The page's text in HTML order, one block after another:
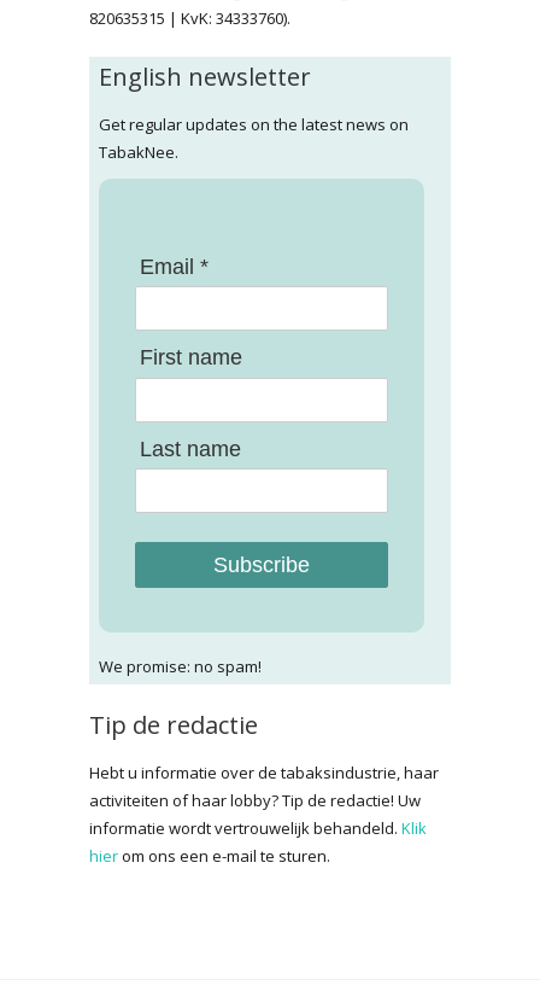
820635315 | KvK: 34333760).
English newsletter
Get regular updates on the latest news on
TabakNee.
Email *
First name
Last name
Subscribe
We promise: no spam!
Tip de redactie
Hebt u informatie over de tabaksindustrie, haar
activiteiten of haar lobby? Tip de redactie! Uw
informatie wordt vertrouwelijk behandeld. Klik
hierom ons een e-mail te sturen.